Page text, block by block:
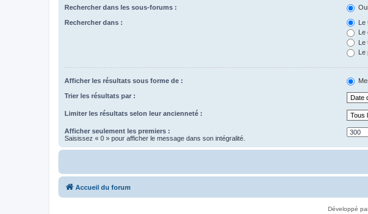
Rechercher dans les sous-forums : Oui
Rechercher dans :
Le
Le
Le
Afficher les résultats sous forme de :
Trier les résultats par :
Limiter les résultats selon leur ancienneté :
Afficher seulement les premiers :
Saisissez « 0 » pour afficher le message dans son intégralité.
Accueil du forum
Développé